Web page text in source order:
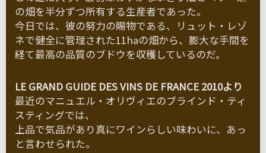
の畑を半分ずつ所有する生産者であった。
今日では、彼の努力の賜物である、リュット・レゾ
ネで健全に管理された11haの畑から、膨大な手間を
経て最高の品質のブドウを収穫しているのだ。
LE GRAND GUIDE DES VINS DE FRANCE 2010より
最近のマニュエル・オリヴィエのブラインド・ティ
スティングでは、
上品で気品があり真にワインらしい味わいに、あっ
と言わせられた。